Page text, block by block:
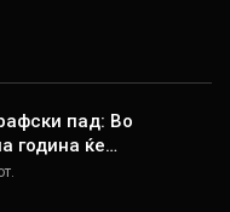
пад: Во
година ќе…